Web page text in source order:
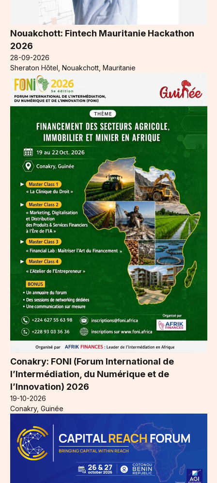
Nouakchott: Fintech Mauritanie Hackathon
2026
28-09-2026
Sheraton Hôtel, Nouakchott, Mauritanie
Conakry: FONI (Forum International de
l’Intermédiation, du Numérique et de
l’Innovation) 2026
19-10-2026
Conakry, Guinée